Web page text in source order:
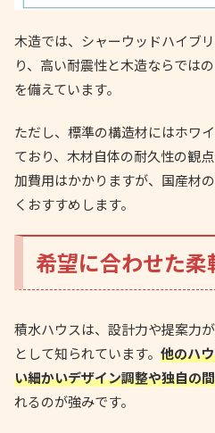
木造では、シャーウッドハイブ
り、高い耐震性と木造ならでは
を備えています。
ただし、標準の構造材にはホワ
ており、木材自体の耐久性の観
加費用はかかりますが、国産材
くおすすめします。
希望に合わせた
積水ハウスは、設計力や提案力
として知られています。 他のハ
い細かいデザイン調整や独自の
れるのが強みです。